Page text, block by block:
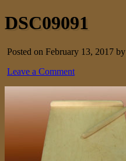
DSC09091
Posted on February 13, 2017 by
Leave a Comment